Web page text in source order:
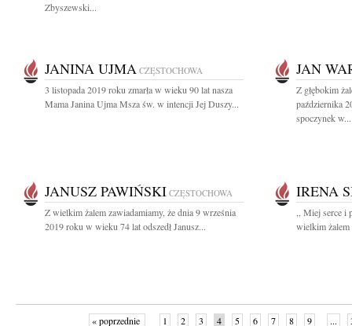
Zbyszewski...
JANINA UJMA CZĘSTOCHOWA
3 listopada 2019 roku zmarła w wieku 90 lat nasza
Mama Janina Ujma Msza św. w intencji Jej Duszy...
JAN
Z głębokim
października
spoczynek w...
JANUSZ PAWIŃSKI CZĘSTOCHOWA
Z wielkim żalem zawiadamiamy, że dnia 9 września
2019 roku w wieku 74 lat odszedł Janusz...
IRENA
,, Miej serce
wielkim żalem
« poprzednie 1 2 3 4 5 6 7 8 9 ...